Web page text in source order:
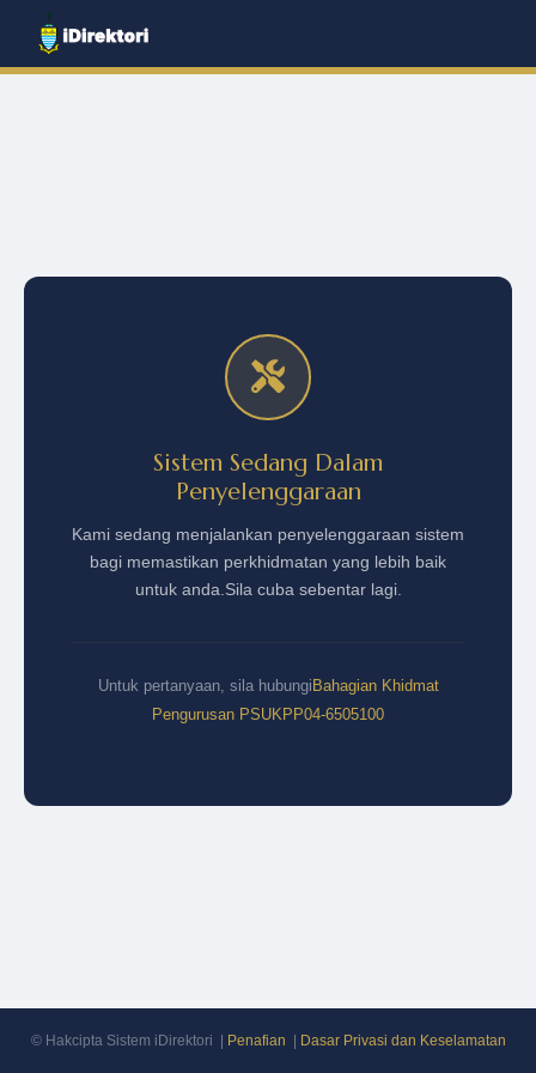
Sistem Sedang Dalam
Penyelenggaraan
Kami sedang menjalankan penyelenggaraan sistem
bagi memastikan perkhidmatan yang lebih baik
untuk anda. Sila cuba sebentar lagi.
Untuk pertanyaan, sila hubungi Bahagian Khidmat
Pengurusan PSUKPP04-6505100
© Hakcipta Sistem iDirektori | Penafian Dasar Privasi dan Keselamatan